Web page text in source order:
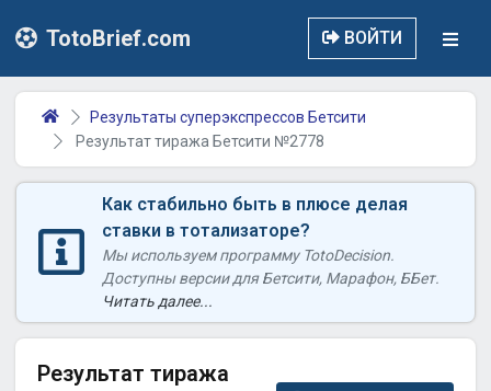
TotoBrief.com ВОЙТИ
Результаты суперэкспрессов Бетсити
Результат тиража Бетсити №2778
Как стабильно быть в плюсе делая
ставки в тотализаторе?
Мы используем программу TotoDecision.
Доступны версии для Бетсити, Марафон, ББет.
Читать далее...
Результат тиража